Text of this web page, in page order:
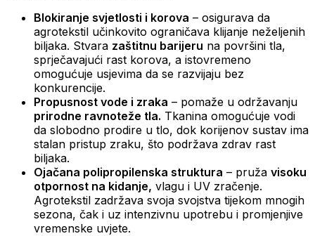
Blokiranje svjetlosti i korova – osigurava da
agrotekstil učinkovito ograničava klijanje neželjenih
biljaka. Stvara zaštitnu barijeru na površini tla,
sprječavajući rast korova, a istovremeno
omogućuje usjevima da se razvijaju bez
konkurencije.
Propusnost vode i zraka – pomaže u održavanju
prirodne ravnoteže tla. Tkanina omogućuje vodi
da slobodno prodire u tlo, dok korijenov sustav ima
stalan pristup zraku, što podržava zdrav rast
biljaka.
Ojačana polipropilenska struktura – pruža visoku
otpornost na kidanje, vlagu i UV zračenje.
Agrotekstil zadržava svoja svojstva tijekom mnogih
sezona, čak i uz intenzivnu upotrebu i promjenjive
vremenske uvjete.